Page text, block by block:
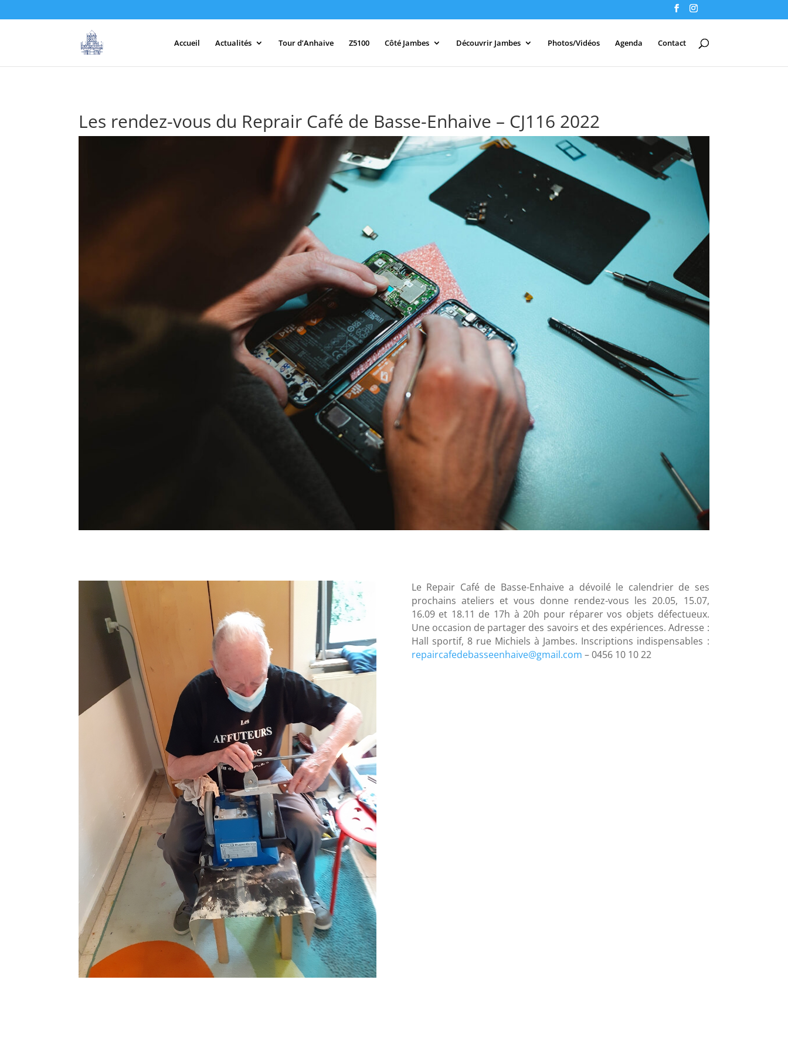
Accueil Actualités Tour d’Anhaive Z5100 Côté Jambes Découvrir Jambes Photos/Vidéos Agenda Contact
Les rendez-vous du Reprair Café de Basse-Enhaive – CJ116 2022
Le Repair Café de Basse-Enhaive a dévoilé le calendrier de ses
prochains ateliers et vous donne rendez-vous les 20.05, 15.07,
16.09 et 18.11 de 17h à 20h pour réparer vos objets défectueux.
Une occasion de partager des savoirs et des expériences. Adresse :
Hall sportif, 8 rue Michiels à Jambes. Inscriptions indispensables :
repaircafedebasseenhaive@gmail.com – 0456 10 10 22